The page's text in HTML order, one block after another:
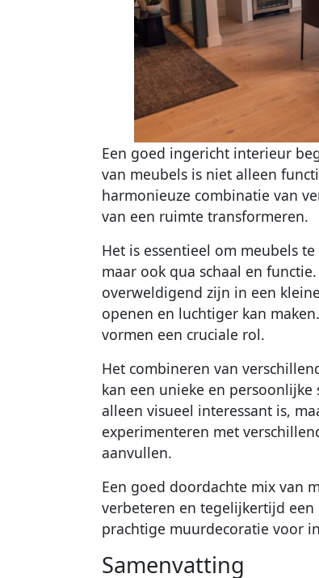
Een goed ingericht interieur
van meubels is niet alleen
harmonieuze combinatie van
van een ruimte transformeren.
Het is essentieel om meubels
maar ook qua schaal en
overweldigend zijn in een
openen en luchtiger kan
vormen een cruciale rol.
Het combineren van
kan een unieke en
alleen visueel interessant is,
experimenteren met
aanvullen.
Een goed doordachte mix van
verbeteren en tegelijkertijd
prachtige muurdecoratie voor
Samenvatting